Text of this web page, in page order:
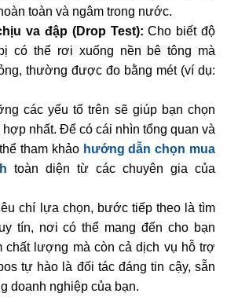
toàn và ngâm trong nước.
va đập (Drop Test):Cho biết độ
có thể rơi xuống nền bê tông mà
thường được đo bằng mét (ví dụ:
các yếu tố trên sẽ giúp bạn chọn
nhất. Để có cái nhìn tổng quan và
tham khảo hướng dẫn chọn mua
toàn diện từ các chuyên gia của
chí lựa chọn, bước tiếp theo là tìm
tín, nơi có thể mang đến cho bạn
chất lượng mà còn cả dịch vụ hỗ trợ
tự hào là đối tác đáng tin cậy, sẵn
doanh nghiệp của bạn.